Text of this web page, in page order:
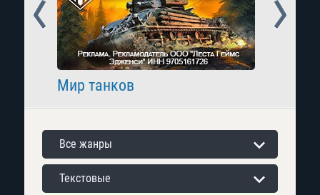
Мир танков
Prev
Все жанры
Текстовые